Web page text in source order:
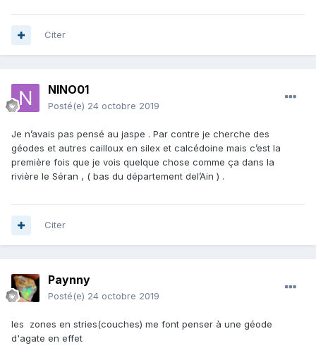
Citer
NINO01
Posté(e) 24 octobre 2019
Je n’avais pas pensé au jaspe . Par contre je cherche des
géodes et autres cailloux en silex et calcédoine mais c’est la
première fois que je vois quelque chose comme ça dans la
rivière le Séran , ( bas du département del’Ain ) .
Citer
Paynny
Posté(e) 24 octobre 2019
les zones en stries(couches) me font penser à une géode
d'agate en effet